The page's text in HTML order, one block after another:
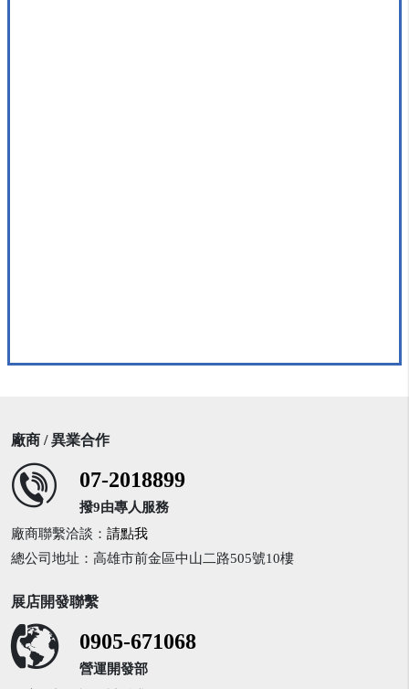
廠商 / 異業合作
07-2018899
撥9由專人服務
廠商聯繫洽談： 請點我
總公司地址：高雄市前金區中山二路505號10樓
展店開發聯繫
0905-671068
營運開發部